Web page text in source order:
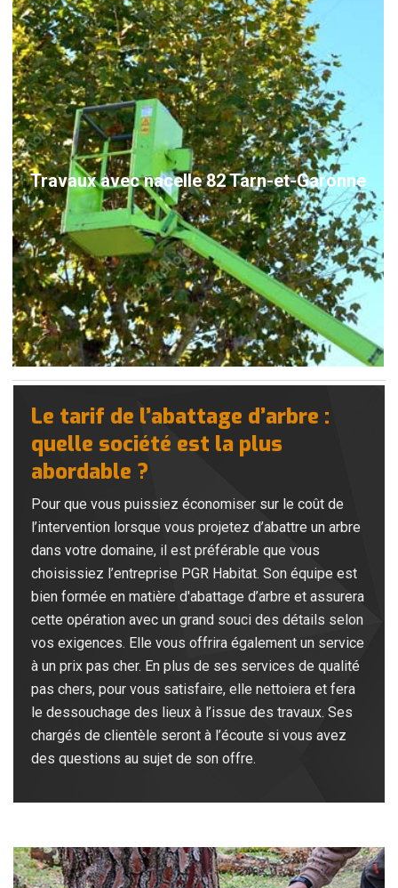
Travaux avec nacelle 82 Tarn-et-Garonne
Le tarif de l’abattage d’arbre :
quelle société est la plus
abordable ?
Pour que vous puissiez économiser sur le coût de
l’intervention lorsque vous projetez d’abattre un arbre
dans votre domaine, il est préférable que vous
choisissiez l’entreprise PGR Habitat. Son équipe est
bien formée en matière d'abattage d’arbre et assurera
cette opération avec un grand souci des détails selon
vos exigences. Elle vous offrira également un service
à un prix pas cher. En plus de ses services de qualité
pas chers, pour vous satisfaire, elle nettoiera et fera
le dessouchage des lieux à l’issue des travaux. Ses
chargés de clientèle seront à l’écoute si vous avez
des questions au sujet de son offre.